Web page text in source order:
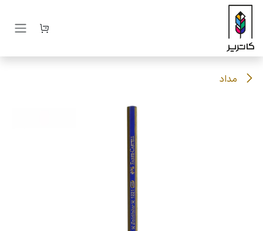
صرف نظر و مشاهده محتوا
مداد